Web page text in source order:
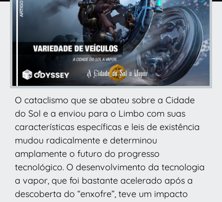
O cataclismo que se abateu sobre a Cidade
do Sol e a enviou para o Limbo com suas
características específicas e leis de existência
mudou radicalmente e determinou
amplamente o futuro do progresso
tecnológico. O desenvolvimento da tecnologia
a vapor, que foi bastante acelerado após a
descoberta do “enxofre”, teve um impacto